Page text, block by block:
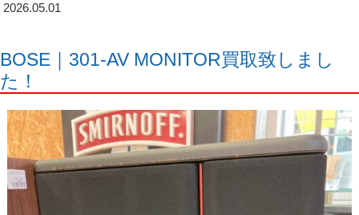
2026.05.01
BOSE｜301-AV MONITOR買取致しまし
た！